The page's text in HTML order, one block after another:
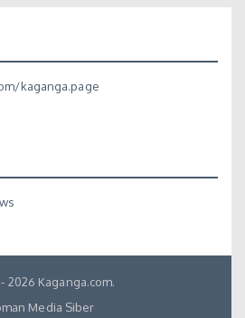
kaganga.page
2026 Kaganga.com.
Media Siber